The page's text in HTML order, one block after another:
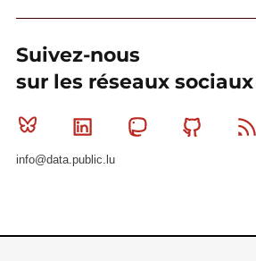
Suivez-nous
sur les réseaux sociaux
Bluesky Linkedin MastodonGithub
info@data.public.lu